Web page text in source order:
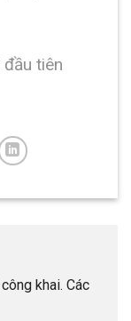
tiên
khai. Các